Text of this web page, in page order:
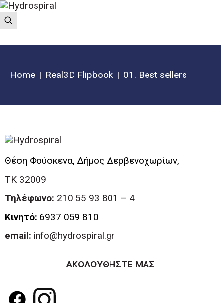
Home Real3D Flipbook 01. Best sellers
Θέση Φούσκενα, Δήμος Δερβενοχωρίων,
ΤΚ 32009
Τηλέφωνο: 210 55 93 801 – 4
Κινητό: 6937 059 810
email: info@hydrospiral.gr
ΑΚΟΛΟΥΘΗΣΤΕ ΜΑΣ